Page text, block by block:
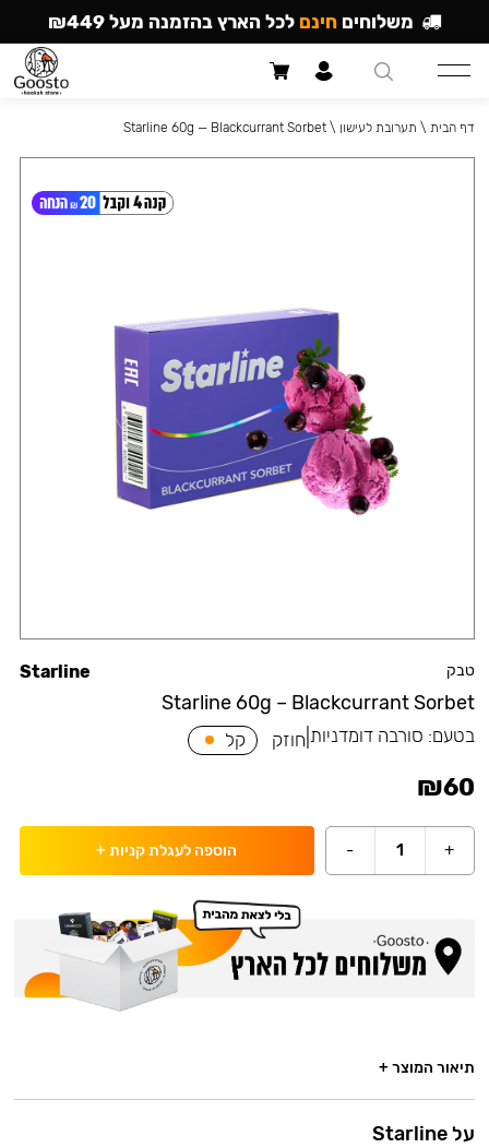
טבק
Starline 60g – Blackcurrant Sorbet
Starline
בטעם: סורבה דומדניות חוזק קל
₪60
+
1
- הוספה לעגלת קניות +
דף הבית \ תערובת לעישון \
Starline 60g — Blackcurrant Sorbet
תיאור המוצר +
על Starline
משלוחים חינם לכל הארץ בהזמנה מעל ₪449